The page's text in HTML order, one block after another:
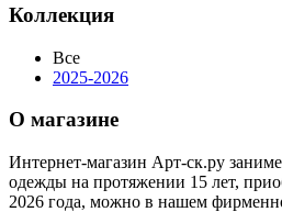
Коллекция
Все
2025-2026
О магазине
Интернет-магазин Арт-ск.ру
одежды на протяжении 15 лет,
2026 года, можно в нашем